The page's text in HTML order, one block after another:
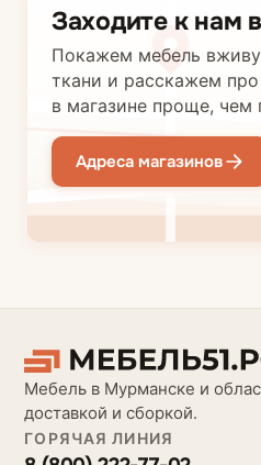
Заходите к нам
Покажем мебель
ткани и расскажем
в магазине проще, чем
Адреса магазинов
Мебель в Мурманске и
доставкой и сборкой.
ГОРЯЧАЯ ЛИНИЯ